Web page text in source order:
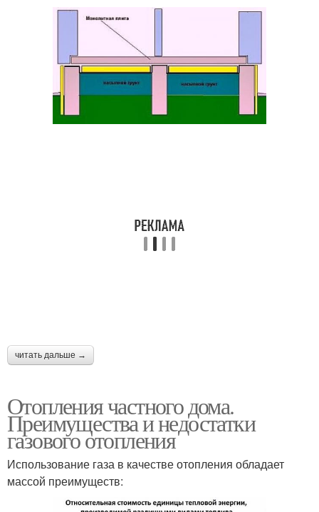
читать дальше →
Отопления частного дома.
Преимущества и недостатки
газового отопления
Использование газа в качестве отопления обладает
массой преимуществ: